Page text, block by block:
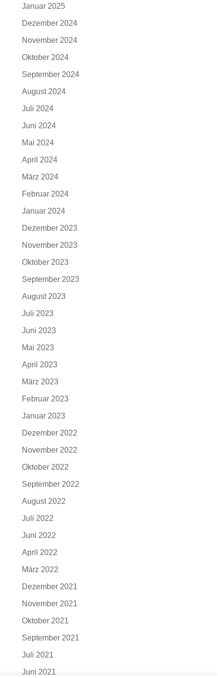
Januar 2025
Dezember 2024
November 2024
Oktober 2024
September 2024
August 2024
Juli 2024
Juni 2024
Mai 2024
April 2024
März 2024
Februar 2024
Januar 2024
Dezember 2023
November 2023
Oktober 2023
September 2023
August 2023
Juli 2023
Juni 2023
Mai 2023
April 2023
März 2023
Februar 2023
Januar 2023
Dezember 2022
November 2022
Oktober 2022
September 2022
August 2022
Juli 2022
Juni 2022
April 2022
März 2022
Dezember 2021
November 2021
Oktober 2021
September 2021
Juli 2021
Juni 2021